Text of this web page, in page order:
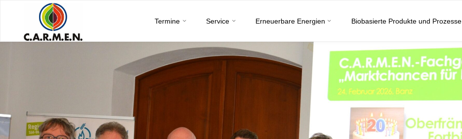
content
Termine Service Erneuerbare Energien Biobasierte Produkte und Prozesse